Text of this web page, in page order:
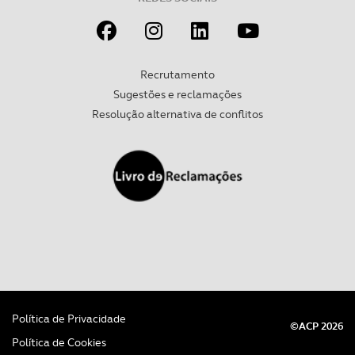
disponibilizados.
Consulte a política de cookies do site.
Recrutamento
Sugestões e reclamações
Resolução alternativa de conflitos
Política de Privacidade
Política de Cookies
©ACP 2026